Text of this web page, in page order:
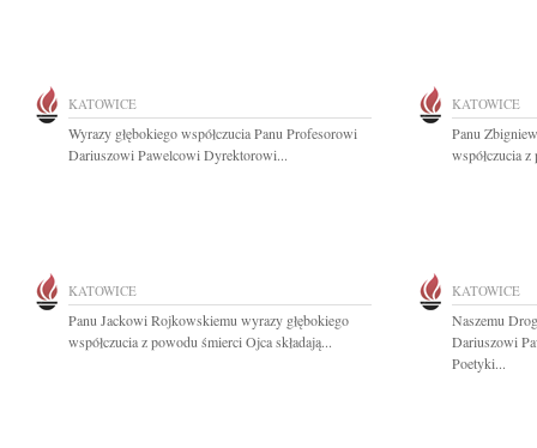
KATOWICE
Wyrazy głębokiego współczucia Panu Profesorowi
Dariuszowi Pawelcowi Dyrektorowi...
KATOWICE
Panu
współczucia
KATOWICE
Panu Jackowi Rojkowskiemu wyrazy głębokiego
współczucia z powodu śmierci Ojca składają...
KATOWICE
Naszemu
Dariuszowi
Poetyki...